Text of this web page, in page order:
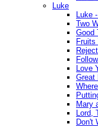
Luke
Luke
Two
Good
Fruits
Love
Great
Mary
Lord,
Don't